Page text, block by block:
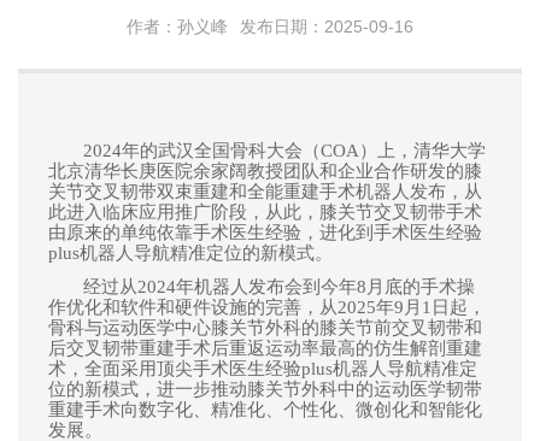
作者：孙义峰 发布日期：2025-09-16
2024年的武汉全国骨科大会（COA）上，清华大学
北京清华长庚医院余家阔教授团队和企业合作研发的膝
关节交叉韧带双束重建和全能重建手术机器人发布，从
此进入临床应用推广阶段，从此，膝关节交叉韧带手术
由原来的单纯依靠手术医生经验，进化到手术医生经验
plus机器人导航精准定位的新模式。
经过从2024年机器人发布会到今年8月底的手术操
作优化和软件和硬件设施的完善，从2025年9月1日起，
骨科与运动医学中心膝关节外科的膝关节前交叉韧带和
后交叉韧带重建手术后重返运动率最高的仿生解剖重建
术，全面采用顶尖手术医生经验plus机器人导航精准定
位的新模式， 进一步推动膝关节外科中的运动医学韧带
重建手术向数字化、 精准化、个性化、微创化和智能化
发展。